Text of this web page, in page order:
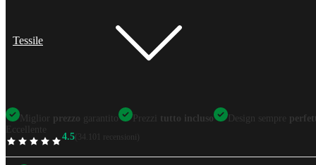
Tessile
Miglior prezzo garantito Prezzi tutto incluso Design sempre
Eccellente
TrustScore
4.5 (34.101 recensioni)